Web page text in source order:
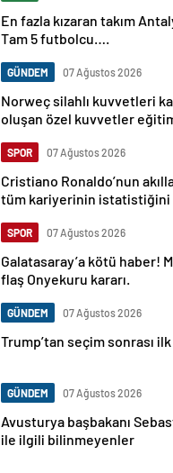
En fazla kızaran takım
Tam 5 futbolcu….
GÜNDEM 07 Ağustos 2026
Norweç silahlı kuvvetleri
oluşan özel kuvvetler
SPOR 07 Ağustos 2026
Cristiano Ronaldo’nun
tüm kariyerinin istatistiğini
SPOR 07 Ağustos 2026
Galatasaray’a kötü haber!
flaş Onyekuru kararı.
GÜNDEM 07 Ağustos 2026
Trump’tan seçim sonrası
GÜNDEM 07 Ağustos 2026
Avusturya başbakanı
ile ilgili bilinmeyenler